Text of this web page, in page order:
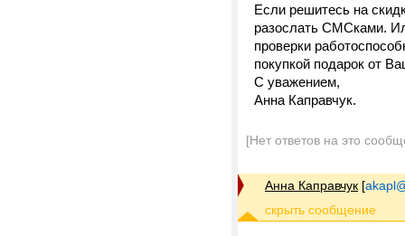
Если решитесь на
разослать СМСками.
проверки
покупкой подарок от
С уважением,
Анна Каправчук.
[Нет ответов на это
Анна Каправчук [